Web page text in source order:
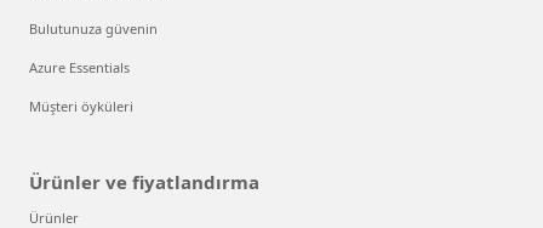
Bulutunuza güvenin
Azure Essentials
Müşteri öyküleri
Ürünler ve fiyatlandırma
Ürünler